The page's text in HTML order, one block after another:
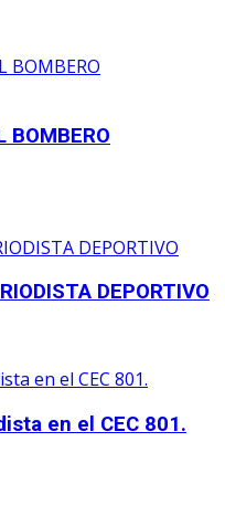
BOMBERO
DEPORTIVO
en el CEC 801.